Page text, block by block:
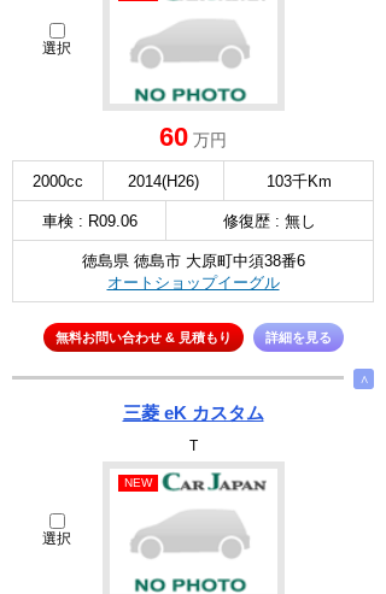
選択
60 万円
2000cc 2014(H26) 103千Km
車検 : R09.06 修復歴 : 無し
徳島県 徳島市 大原町中須38番6
オートショップイーグル
無料お問い合わせ & 見積もり 詳細を見る
∧
三菱 eK カスタム
T
選択
NEW